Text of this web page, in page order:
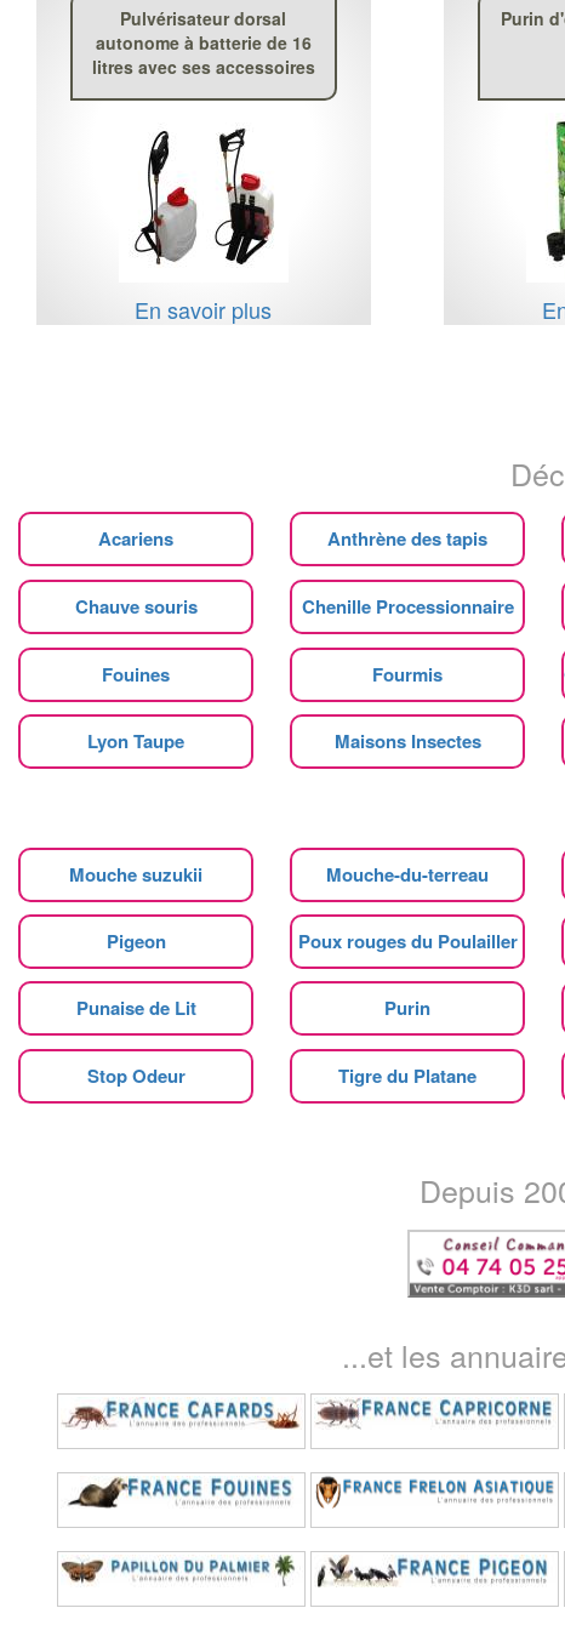
Pulvérisateur dorsal
autonome à batterie de 16
litres avec ses accessoires
En savoir plus
Purin
Acariens Anthrène des tapis
Chauve souris Chenille Processionnaire
Fouines Fourmis
Lyon Taupe Maisons Insectes
Mouche suzukii Mouche-du-terreau
Pigeon Poux rouges du Poulailler
Punaise de Lit Purin
Stop Odeur Tigre du Platane
Depuis
...et les